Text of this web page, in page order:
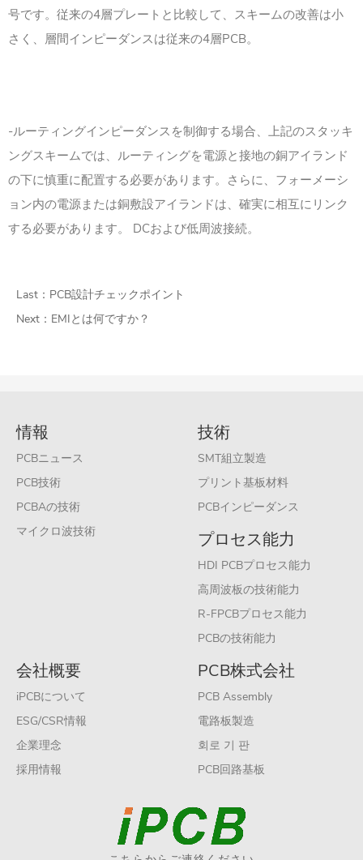
号です。従来の4層プレートと比較して、スキームの改善は小
さく、層間インピーダンスは従来の4層PCB。
-ルーティングインピーダンスを制御する場合、上記のスタッキ
ングスキームでは、ルーティングを電源と接地の銅アイランド
の下に慎重に配置する必要があります。さらに、フォーメーシ
ョン内の電源または銅敷設アイランドは、確実に相互にリンク
する必要があります。 DCおよび低周波接続。
Last： PCB設計チェックポイント
Next： EMIとは何ですか？
情報
PCBニュース
PCB技術
PCBAの技術
マイクロ波技術
技術
SMT組立製造
プリント基板材料
PCBインピーダンス
プロセス能力
HDI PCBプロセス能力
高周波板の技術能力
R-FPCBプロセス能力
PCBの技術能力
会社概要
iPCBについて
ESG/CSR情報
企業理念
採用情報
PCB株式会社
PCB Assembly
電路板製造
회로 기 판
PCB回路基板